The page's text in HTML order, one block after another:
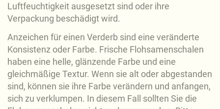
Luftfeuchtigkeit ausgesetzt sind oder ihre
Verpackung beschädigt wird.
Anzeichen für einen Verderb sind eine veränderte
Konsistenz oder Farbe. Frische Flohsamenschalen
haben eine helle, glänzende Farbe und eine
gleichmäßige Textur. Wenn sie alt oder abgestanden
sind, können sie ihre Farbe verändern und anfangen,
sich zu verklumpen. In diesem Fall sollten Sie die